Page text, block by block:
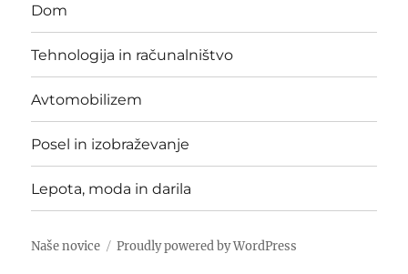
Dom
Tehnologija in računalništvo
Avtomobilizem
Posel in izobraževanje
Lepota, moda in darila
Naše novice Proudly powered by WordPress